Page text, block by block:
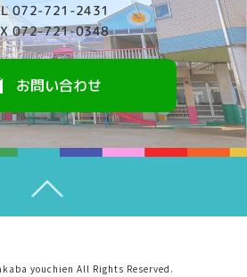
072-721-2431
072-721-0348
お問い合わせ
youchien All Rights Reserved.